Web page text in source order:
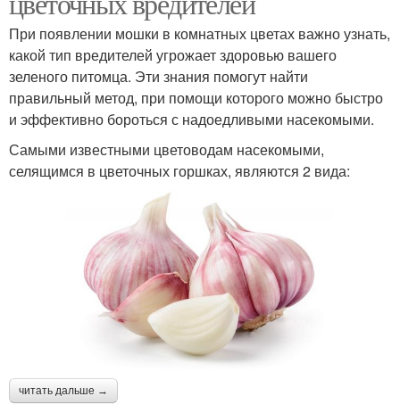
При появлении мошки в комнатных цветах важно узнать,
какой тип вредителей угрожает здоровью вашего
зеленого питомца. Эти знания помогут найти
правильный метод, при помощи которого можно быстро
и эффективно бороться с надоедливыми насекомыми.
Самыми известными цветоводам насекомыми,
селящимся в цветочных горшках, являются 2 вида:
читать дальше →